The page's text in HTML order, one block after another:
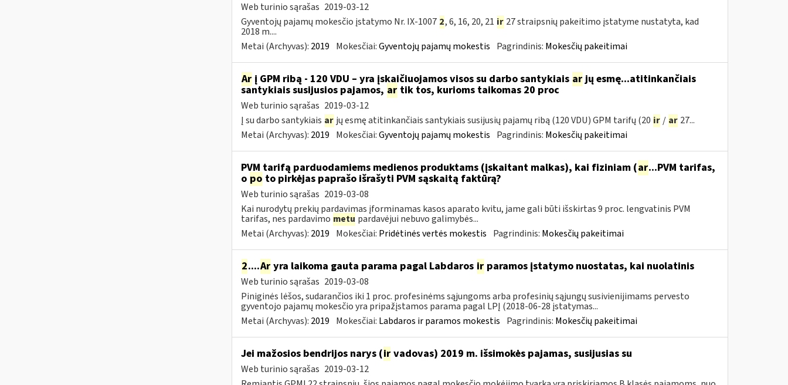
Web turinio sąrašas 2019-03-12
Gyventojų pajamų mokesčio įstatymo Nr. IX-1007 2, 6, 16, 20, 21 ir 27 straipsnių pakeitimo įstatyme nustatyta, kad
2018 m....
Metai (Archyvas): 2019 Mokesčiai:Gyventojų pajamų mokestis Pagrindinis: Mokesčių pakeitimai
Arį GPM ribą - 120 VDU – yra įskaičiuojamos visos su darbo santykiais arjų esmę...atitinkančiais
santykiais susijusios pajamos, artik tos, kurioms taikomas 20 proc
Web turinio sąrašas 2019-03-12
Į su darbo santykiais ar jų esmę atitinkančiais santykiais susijusių pajamų ribą (120 VDU) GPM tarifų (20 ir / ar 27...
Metai (Archyvas): 2019 Mokesčiai:Gyventojų pajamų mokestis Pagrindinis: Mokesčių pakeitimai
PVM tarifą parduodamiems medienos produktams (įskaitant malkas), kai fiziniam (ar...PVM tarifas,
o po to pirkėjas paprašo išrašyti PVM sąskaitą faktūrą?
Web turinio sąrašas 2019-03-08
Kai nurodytų prekių pardavimas įforminamas kasos aparato kvitu, jame gali būti išskirtas 9 proc. lengvatinis PVM
tarifas, nes pardavimo metu pardavėjui nebuvo galimybės...
Metai (Archyvas): 2019 Mokesčiai: Pridėtinės vertės mokestis Pagrindinis: Mokesčių pakeitimai
2....Aryra laikoma gauta parama pagal Labdaros irparamos įstatymo nuostatas, kai nuolatinis
Web turinio sąrašas 2019-03-08
Piniginės lėšos, sudarančios iki 1 proc. profesinėms sąjungoms arba profesinių sąjungų susivienijimams pervesto
gyventojo pajamų mokesčio yra pripažįstamos parama pagal LPĮ (2018-06-28 įstatymas...
Metai (Archyvas): 2019 Mokesčiai: Labdaros ir paramos mokestis Pagrindinis: Mokesčių pakeitimai
Jei mažosios bendrijos narys (irvadovas) 2019 m. išsimokės pajamas, susijusias su
Web turinio sąrašas 2019-03-12